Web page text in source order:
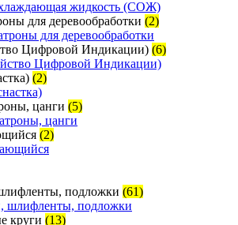
для деревообработки (2)
Цифровой Индикации) (6)
(2)
цанги (5)
(2)
подложки (61)
круги (13)